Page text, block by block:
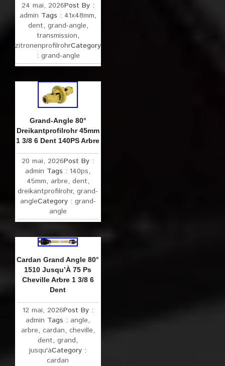
24 mai, 2026Post By :
admin Tags : 41x48mm,
dent, grand-angle,
transmission,
zitronenprofilrohrCategory
: grand-angle
Grand-Angle 80°
Dreikantprofilrohr 45mm
1 3/8 6 Dent 140PS Arbre
20 mai, 2026Post By :
admin Tags : 140ps,
45mm, arbre, dent,
dreikantprofilrohr,grand-
angleCategory : grand-
angle
Cardan Grand Angle 80°
1510 Jusqu’À 75 Ps
Cheville Arbre 1 3/8 6
Dent
12 mai, 2026Post By :
admin Tags : angle,
arbre, cardan, cheville,
dent,grand,
jusqu'àCategory :
cardan